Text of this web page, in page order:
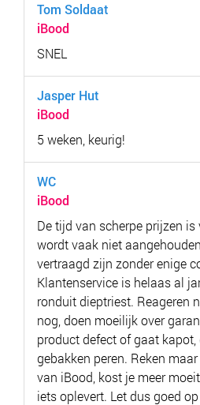
Tom Soldaat
iBood
SNEL
Jasper Hut
iBood
5 weken, keurig!
WC
iBood
De tijd van scherpe prijzen is
wordt vaak niet
vertraagd zijn zonder enige
Klantenservice is helaas al
ronduit dieptriest. Reageren
nog, doen moeilijk over
product defect of gaat
gebakken peren. Reken
van iBood, kost je meer
iets oplevert. Let dus goed